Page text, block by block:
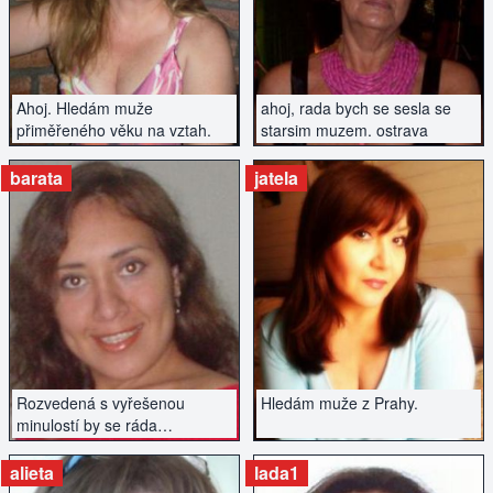
Ahoj. Hledám muže
přiměřeného věku na vztah.
ahoj, rada bych se sesla se
starsim muzem. ostrava
Rozvedená s vyřešenou
minulostí by se ráda
seznámila.
barata
ZOBRAZIT INZERÁT
Hledám muže z Prahy.
jatela
ZOBRAZIT INZERÁT
alieta lada1